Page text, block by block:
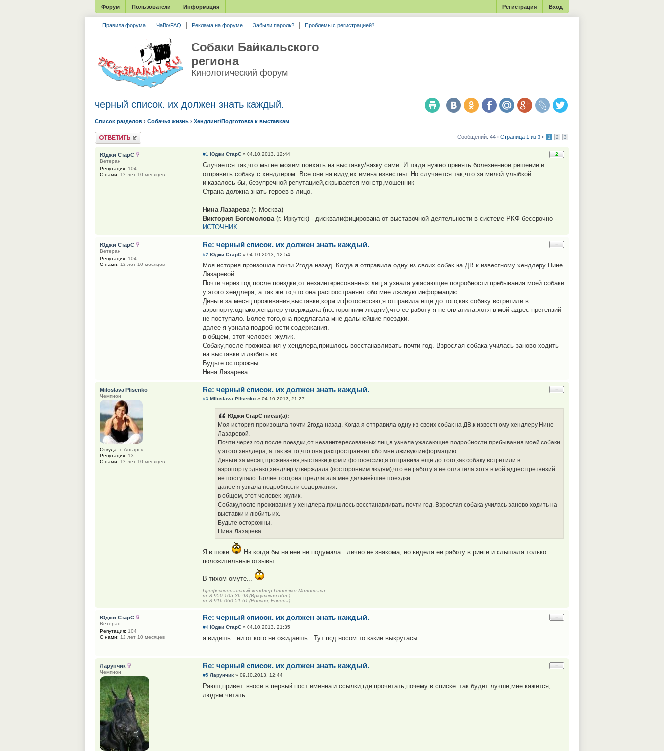
Форум Пользователи Информация Вход
Регистрация
Правила форума ЧаВо/FAQ Реклама на форуме Забыли пароль? Проблемы с регистрацией?
Собаки Байкальского
региона
Кинологический форум
черный список. их должен знать каждый.
Список разделов › Собачья жизнь › Хендлинг/Подготовка к выставкам
Ответить Сообщений: 44 • Страница 1 из 3 • 1 2 3
2
#1 Юджи СтарС » 04.10.2013, 12:44
Случается так,что мы не можем поехать на выставку/вязку сами. И тогда нужно принять болезненное решение и
отправить собаку с хендлером. Все они на виду,их имена известны. Но случается так,что за милой улыбкой
и,казалось бы, безупречной репутацией,скрывается монстр,мошенник.
Страна должна знать героев в лицо.
Нина Лазарева(г. Москва)
Виктория Богомолова(г. Иркутск) - дисквалифицирована от выставочной деятельности в системе РКФ бессрочно -
ИСТОЧНИК
Юджи СтарС
Ветеран
Репутация: 104
С нами: 12 лет 10 месяцев
−
Re: черный список. их должен знать каждый.
#2 Юджи СтарС » 04.10.2013, 12:54
Моя история произошла почти 2года назад. Когда я отправила одну из своих собак на ДВ.к известному хендлеру Нине
Лазаревой.
Почти через год после поездки,от незаинтересованных лиц,я узнала ужасающие подробности пребывания моей собаки
у этого хендлера, а так же то,что она распространяет обо мне лживую информацию.
Деньги за месяц проживания,выставки,корм и фотосессию,я отправила еще до того,как собаку встретили в
аэропорту.однако,хендлер утверждала (посторонним людям),что ее работу я не оплатила.хотя в мой адрес претензий
не поступало. Более того,она предлагала мне дальнейшие поездки.
далее я узнала подробности содержания.
в общем, этот человек- жулик.
Собаку,после проживания у хендлера,пришлось восстанавливать почти год. Взрослая собака училась заново ходить
на выставки и любить их.
Будьте осторожны.
Нина Лазарева.
Юджи СтарС
Ветеран
Репутация: 104
С нами: 12 лет 10 месяцев
−
Re: черный список. их должен знать каждый.
#3 Miloslava Plisenko » 04.10.2013, 21:27
Юджи СтарС писал(а):
Моя история произошла почти 2года назад. Когда я отправила одну из своих собак на ДВ.к известному хендлеру Нине
Лазаревой.
Почти через год после поездки,от незаинтересованных лиц,я узнала ужасающие подробности пребывания моей собаки
у этого хендлера, а так же то,что она распространяет обо мне лживую информацию.
Деньги за месяц проживания,выставки,корм и фотосессию,я отправила еще до того,как собаку встретили в
аэропорту.однако,хендлер утверждала (посторонним людям),что ее работу я не оплатила.хотя в мой адрес претензий
не поступало. Более того,она предлагала мне дальнейшие поездки.
далее я узнала подробности содержания.
в общем, этот человек- жулик.
Собаку,после проживания у хендлера,пришлось восстанавливать почти год. Взрослая собака училась заново ходить на
выставки и любить их.
Будьте осторожны.
Нина Лазарева.
Я в шоке
Ни когда бы на нее не подумала...лично не знакома, но видела ее работу в ринге и слышала только
положительные отзывы.
В тихом омуте...
Профессиональный хендлер Плисенко Милослава
т. 8-950-105-36-93 (Иркутская обл.)
т. 8-916-060-51-61 (Россия, Европа)
Miloslava Plisenko
Чемпион
Откуда: г. Ангарск
Репутация: 13
С нами: 12 лет 10 месяцев
−
Re: черный список. их должен знать каждый.
#4 Юджи СтарС » 04.10.2013, 21:35
а видишь...ни от кого не ожидаешь.. Тут под носом то какие выкрутасы...
Юджи СтарС
Ветеран
Репутация: 104
С нами: 12 лет 10 месяцев
−
Re: черный список. их должен знать каждый.
#5 Ларунчик » 09.10.2013, 12:44
Раюш,привет. вноси в первый пост именна и ссылки,где прочитать,почему в списке. так будет лучше,мне кажется,
людям читать
Ларунчик
Чемпион